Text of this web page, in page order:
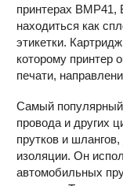
принтерах BMP41,
находиться как
этикетки.
которому принтер
печати,
Самый популярный
провода и других
прутков и
изоляции. Он
автомобильных